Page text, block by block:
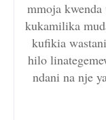
mmoja kwenda
kukamilika
kufikia
hilo
ndani na nje